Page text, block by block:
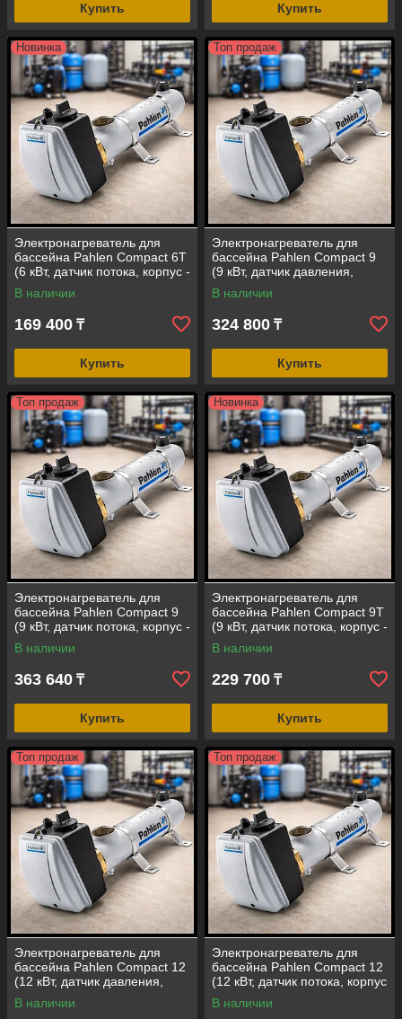
Купить Купить
Новинка
Электронагреватель для
бассейна Pahlen Compact 6Т
(6 кВт, датчик потока, корпус -
сплав титана)
В наличии
169 400 ₸
Купить
Топ продаж
Электронагреватель для
бассейна Pahlen Compact 9
(9 кВт, датчик давления,
корпус - нержавеющая сталь
AISI-316)
В наличии
324 800 ₸
Купить
Топ продаж
Электронагреватель для
бассейна Pahlen Compact 9
(9 кВт, датчик потока, корпус -
нержавеющая сталь AISI-
316)
В наличии
363 640 ₸
Купить
Новинка
Электронагреватель для
бассейна Pahlen Compact 9Т
(9 кВт, датчик потока, корпус -
сплав титана)
В наличии
229 700 ₸
Купить
Топ продаж
Электронагреватель для
бассейна Pahlen Compact 12
(12 кВт, датчик давления,
корпус - нержавеющая
стальAISI316)
В наличии
Топ продаж
Электронагреватель для
бассейна Pahlen Compact 12
(12 кВт, датчик потока, корпус
- нержавеющая сталь AISI-
316)
В наличии